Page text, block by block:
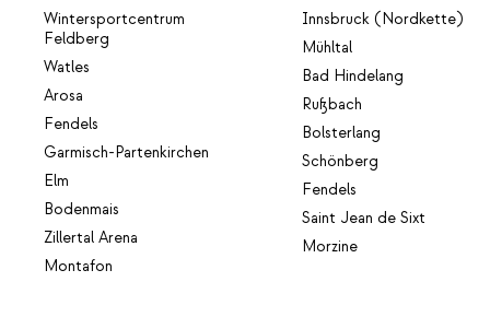
Wintersportcentrum
Feldberg
Watles
Arosa
Fendels
Garmisch-Partenkirchen
Elm
Bodenmais
Zillertal Arena
Montafon
Innsbruck (Nordkette)
Mühltal
Bad Hindelang
Rußbach
Bolsterlang
Schönberg
Fendels
Saint Jean de Sixt
Morzine